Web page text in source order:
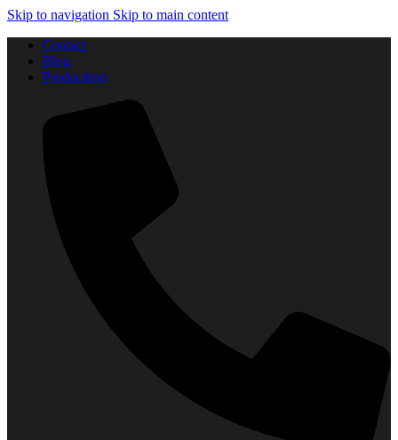
Skip to navigation Skip to main content
Contact
Blog
Producători